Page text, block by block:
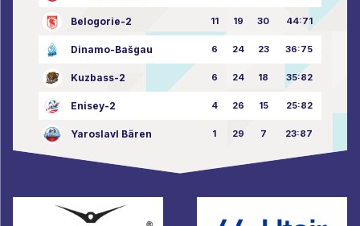
Belogorie-2 11 19 30 44:71
Dinamo-Bašgau 6 24 23 36:75
Kuzbass-2 6 24 18 35:82
Enisey-2 4 26 15 25:82
Yaroslavl Bären 1 29 7 23:87